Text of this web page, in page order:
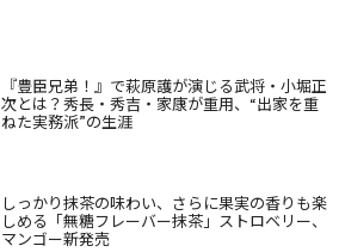
『豊臣兄弟！』で萩原護が演じる武将・小堀正
次とは？秀長・秀吉・家康が重用、“出家を重
ねた実務派”の生涯
しっかり抹茶の味わい、さらに果実の香りも楽
しめる「無糖フレーバー抹茶」ストロベリー、
マンゴー新発売